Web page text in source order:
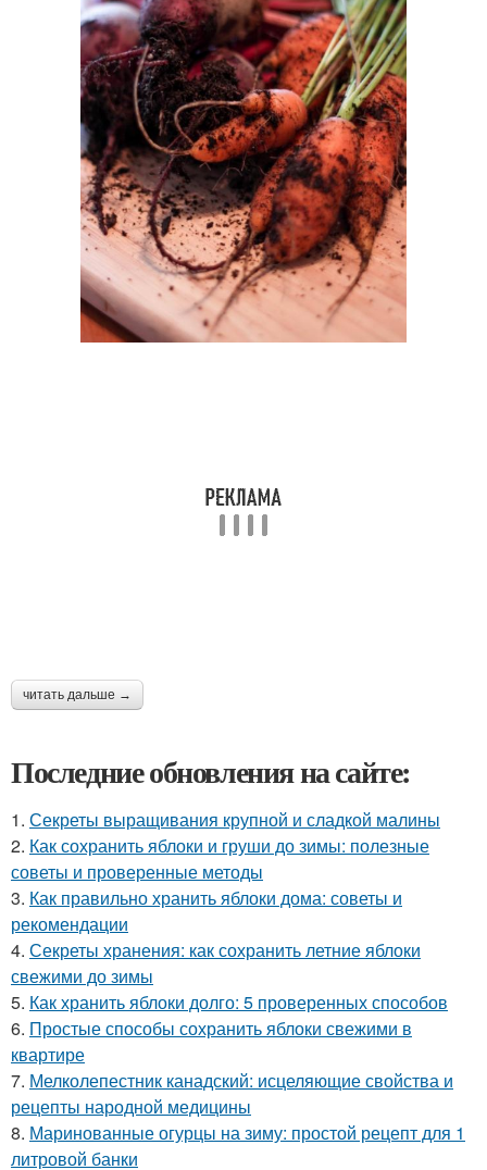
читать дальше →
Последние обновления на сайте:
1. Секреты выращивания крупной и сладкой малины
2. Как сохранить яблоки и груши до зимы: полезные
советы и проверенные методы
3. Как правильно хранить яблоки дома: советы и
рекомендации
4. Секреты хранения: как сохранить летние яблоки
свежими до зимы
5. Как хранить яблоки долго: 5 проверенных способов
6. Простые способы сохранить яблоки свежими в
квартире
7. Мелколепестник канадский: исцеляющие свойства и
рецепты народной медицины
8. Маринованные огурцы на зиму: простой рецепт для 1
литровой банки